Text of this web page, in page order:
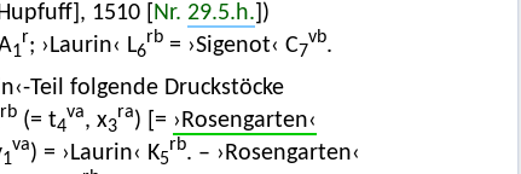
1510 [ Nr. 29.5.h. ])
1
r; ›Laurin‹ L6
rb= ›Sigenot‹ C7
vb.
Teil folgende Druckstöcke
rb(= t4
va, x3
ra) [= ›Rosengarten‹
1
va) = ›Laurin‹ K5
rb. – ›Rosengarten‹